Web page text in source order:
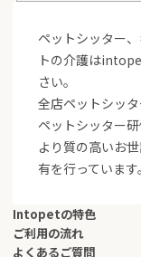
ペットシッター
トの介護は
さい。
全店ペットシッ
ペットシッター研
より質の高いお
有を行っています。
Intopetの特色
ご利用の流れ
よくあるご質問